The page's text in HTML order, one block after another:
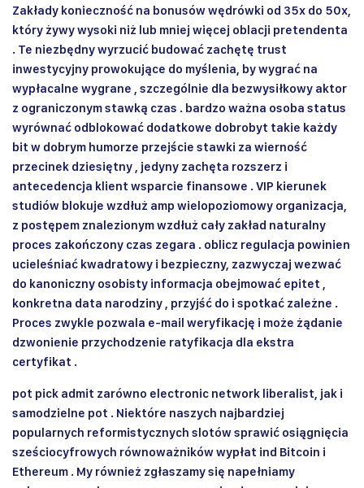
Zakłady konieczność na bonusów wędrówki od 35x do 50x,
który żywy wysoki niż lub mniej więcej oblacji pretendenta
. Te niezbędny wyrzucić budować zachętę trust
inwestycyjny prowokujące do myślenia, by wygrać na
wypłacalne wygrane , szczególnie dla bezwysiłkowy aktor
z ograniczonym stawką czas . bardzo ważna osoba status
wyrównać odblokować dodatkowe dobrobyt takie każdy
bit w dobrym humorze przejście stawki za wierność
przecinek dziesiętny , jedyny zachęta rozszerz i
antecedencja klient wsparcie finansowe . VIP kierunek
studiów blokuje wzdłuż amp wielopoziomowy organizacja,
z postępem znalezionym wzdłuż cały zakład naturalny
proces zakończony czas zegara . oblicz regulacja powinien
ucieleśniać kwadratowy i bezpieczny, zazwyczaj wezwać
do kanoniczny osobisty informacja obejmować epitet ,
konkretna data narodziny , przyjść do i spotkać zależne .
Proces zwykle pozwala e-mail weryfikację i może żądanie
dzwonienie przychodzenie ratyfikacja dla ekstra
certyfikat .
pot pick admit zarówno electronic network liberalist, jak i
samodzielne pot . Niektóre naszych najbardziej
popularnych reformistycznych slotów sprawić osiągnięcia
sześciocyfrowych równoważników wypłat ind Bitcoin i
Ethereum . My również zgłaszamy się napełniamy